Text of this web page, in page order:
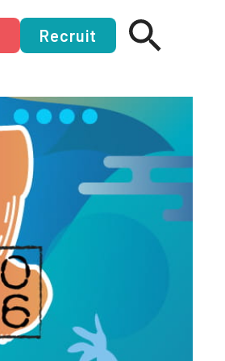
Recruit